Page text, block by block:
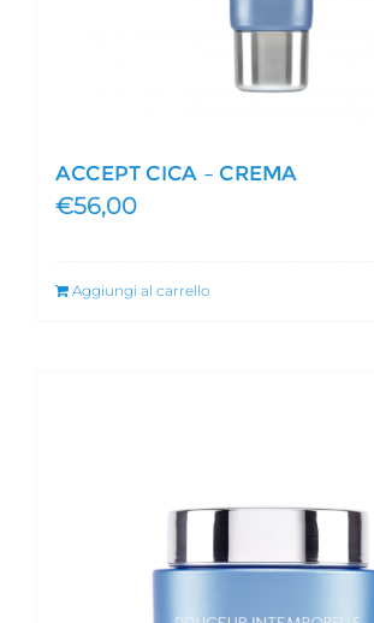
ACCEPT CICA – CREMA
€56,00
Aggiungi al carrello